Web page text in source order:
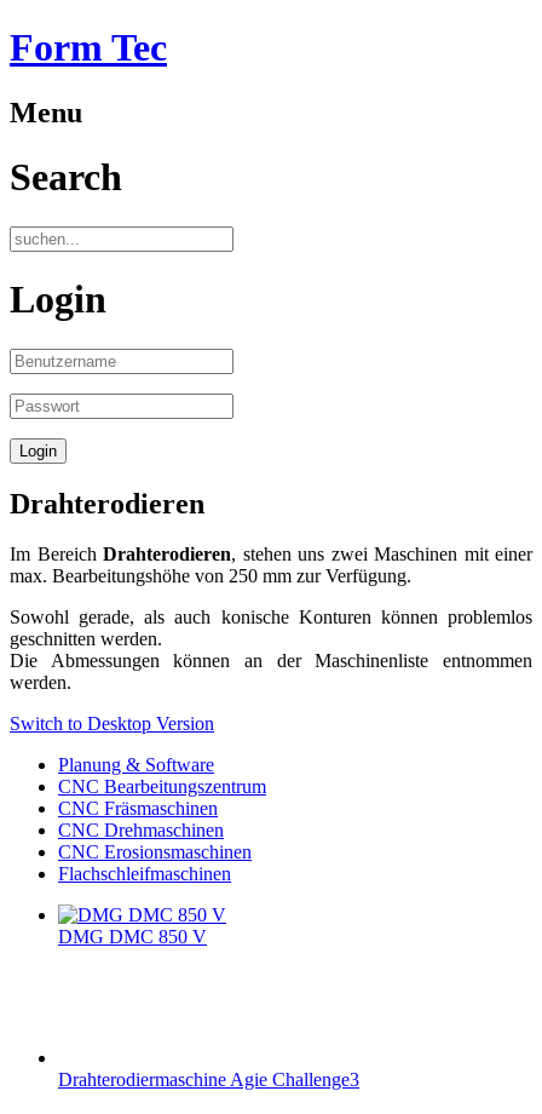
Form Tec
Menu
Search
Login
Drahterodieren
Im Bereich Drahterodieren, stehen uns zwei Maschinen mit einer
max. Bearbeitungshöhe von 250 mm zur Verfügung.
Sowohl gerade, als auch konische Konturen können problemlos
geschnitten werden.
Die Abmessungen können an der Maschinenliste entnommen
werden.
Switch to Desktop Version
Planung & Software
CNC Bearbeitungszentrum
CNC Fräsmaschinen
CNC Drehmaschinen
CNC Erosionsmaschinen
Flachschleifmaschinen
DMG DMC 850 V
Drahterodiermaschine Agie Challenge3